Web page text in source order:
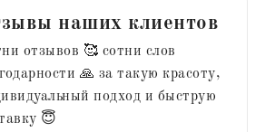
наших клиентов
отзывов 🥰 сотни слов
🙏 за такую красоту,
подход и быструю
😇